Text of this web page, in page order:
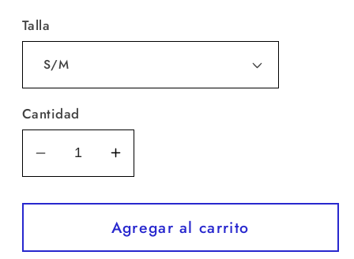
Talla
Cantidad
Reducir
cantidad
para
Bomber
Aumentar
cantidad
para
Deluxe
Bomber
Agregar al carrito